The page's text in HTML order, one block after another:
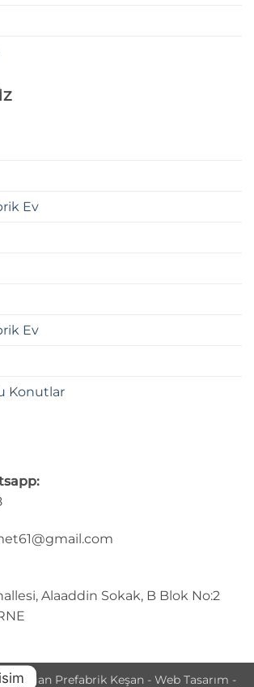
Ev
Ev
Konutlar
Alaaddin Sokak, B Blok No:2
Doğan Prefabrik Keşan - Web Tasarım -